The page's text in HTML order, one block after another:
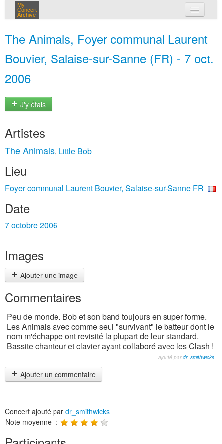
My
Concert
Archive
The Animals, Foyer communal Laurent
Bouvier, Salaise-sur-Sanne (FR) - 7 oct.
2006
J'y étais
Artistes
The Animals, Little Bob
Lieu
Foyer communal Laurent Bouvier, Salaise-sur-Sanne FR
Date
7 octobre 2006
Images
Ajouter une image
Commentaires
Peu de monde. Bob et son band toujours en super forme.
Les Animals avec comme seul "survivant" le batteur dont le
nom m'échappe ont revisité la plupart de leur standard.
Bassite chanteur et clavier ayant collaboré avec les Clash !
ajouté pardr_smithwicks
Ajouter un commentaire
Concert ajouté par dr_smithwicks
Note moyenne :